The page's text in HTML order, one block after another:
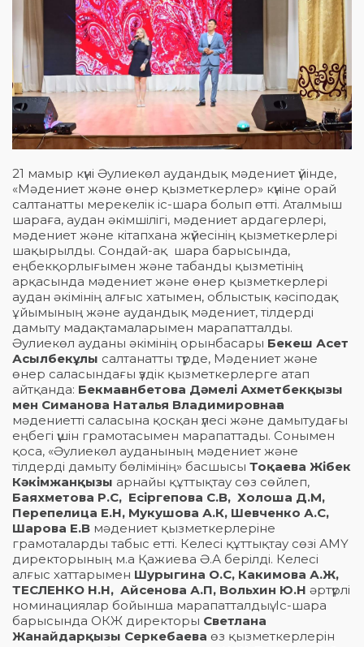
21 мамыр күні Әулиекөл аудандық мәдениет үйінде,
«Мәдениет және өнер қызметкерлер» күніне орай
салтанатты мерекелік іс-шара болып өтті. Аталмыш
шараға, аудан әкімшілігі, мәдениет ардагерлері,
мәдениет және кітапхана жүйесінің қызметкерлері
шақырылды. Сондай-ақ шара барысында,
еңбекқорлығымен және табанды қызметінің
арқасында мәдениет және өнер қызметкерлері
аудан әкімінің алғыс хатымен, облыстық кәсіподақ
ұйымының және аудандық мәдениет, тілдерді
дамыту мадақтамаларымен марапатталды.
Әулиекөл ауданы әкімінің орынбасары Бекеш Асет
Асылбекұлы салтанатты түрде, Мәдениет және
өнер саласындағы үздік қызметкерлерге атап
айтқанда: Бекмағанбетова Дәмелі Ахметбекқызы
мен Симанова Наталья Владимировнаға
мәдениетті саласына қосқан үлесі және дамытудағы
еңбегі үшін грамотасымен марапаттады. Сонымен
қоса, «Әулиекөл ауданының мәдениет және
тілдерді дамыту бөлімінің» басшысы Тоқаева Жібек
Кәкімжанқызы арнайы құттықтау сөз сөйлеп,
Баяхметова Р.С, Есіргепова С.В, Холоша Д.М,
Перепелица Е.Н, Мукушова А.К, Шевченко А.С,
Шарова Е.В мәдениет қызметкерлеріне
грамоталарды табыс етті. Келесі құттықтау сөзі АМҮ
директорының м.а Қажиева Ә.А берілді. Келесі
алғыс хаттарымен Шурыгина О.С, Какимова А.Ж,
ТЕСЛЕНКО Н.Н, Айсенова А.П, Вольхин Ю.Н әртүрлі
номинациялар бойынша марапатталдыү. Іс-шара
барысында ОКЖ директоры Светлана
Жанайдарқызы Серкебаева өз қызметкерлерін